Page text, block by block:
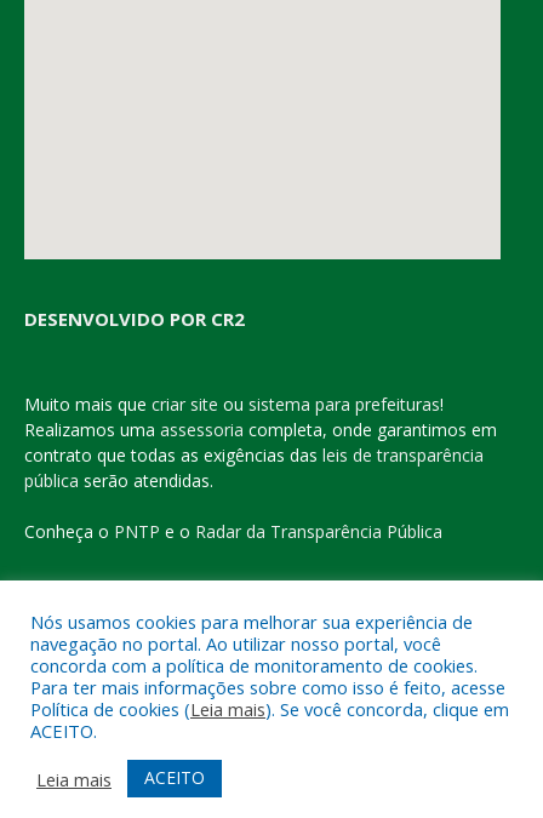
DESENVOLVIDO POR CR2
Muito mais que criar site ou sistema para prefeituras!
Realizamos uma assessoria completa, onde garantimos em
contrato que todas as exigências das leis de transparência
pública serão atendidas.
Conheça o PNTP e o Radar da Transparência Pública
Todos os direitos reservados a Prefeitura Municipal de Eldorado
do Carajás
Mapa do Site
Acessar o Webmail
Nós usamos cookies para melhorar sua experiência de
navegação no portal. Ao utilizar nosso portal, você
concorda com a política de monitoramento de cookies.
Para ter mais informações sobre como isso é feito, acesse
Política de cookies (Leia mais). Se você concorda, clique em
ACEITO.
Leia mais
ACEITO